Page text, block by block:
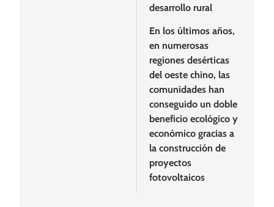
desarrollo rural
En los últimos años,
en numerosas
regiones desérticas
del oeste chino, las
comunidades han
conseguido un doble
beneficio ecológico y
económico gracias a
la construcción de
proyectos
fotovoltaicos